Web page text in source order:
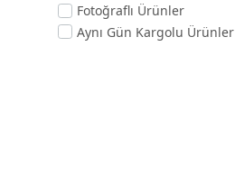
Fotoğraflı Ürünler
Aynı Gün Kargolu Ürünler